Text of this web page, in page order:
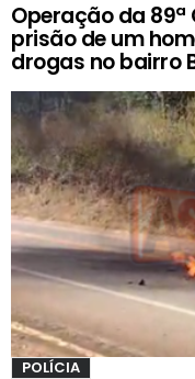
Operação da
prisão de um
drogas no bairro
POLÍCIA